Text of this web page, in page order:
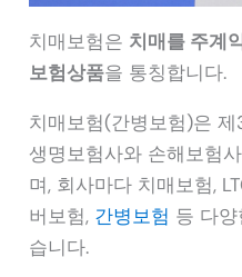
치매보험은 치매를 주계
보험상품을 통칭합니다.
치매보험(간병보험)은
생명보험사와 손해보험
며, 회사마다 치매보험,
버보험, 간병보험 등 다
습니다.